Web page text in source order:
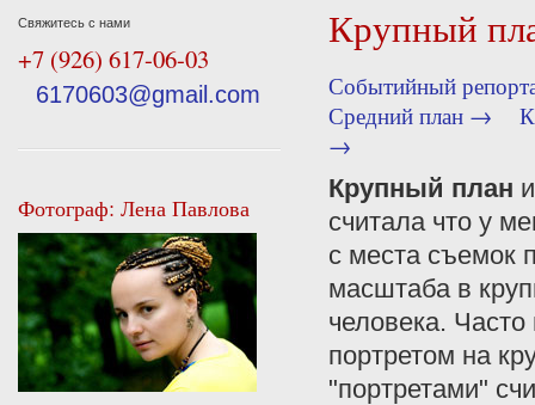
Свяжитесь с нами
+7 (926) 617-06-03
6170603@gmail.com
Фотограф: Лена Павлова
Крупный
Событийный
Средний план →
→
Крупный план
считала что у
с места съемок
масштаба в
человека.
портретом на
"портретами"